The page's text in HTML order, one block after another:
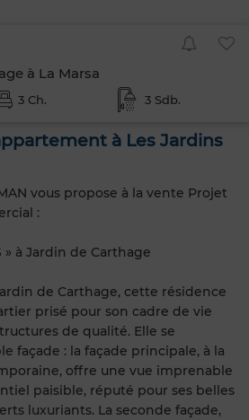
à La Marsa
3 Ch. 3 Sdb.
à Les Jardins
vous propose à la vente Projet
:
» à Jardin de Carthage
de Carthage, cette résidence
prisé pour son cadre de vie
de qualité. Elle se
façade : la façade principale, à la
offre une vue imprenable
paisible, réputé pour ses belles
luxuriants. La seconde façade,